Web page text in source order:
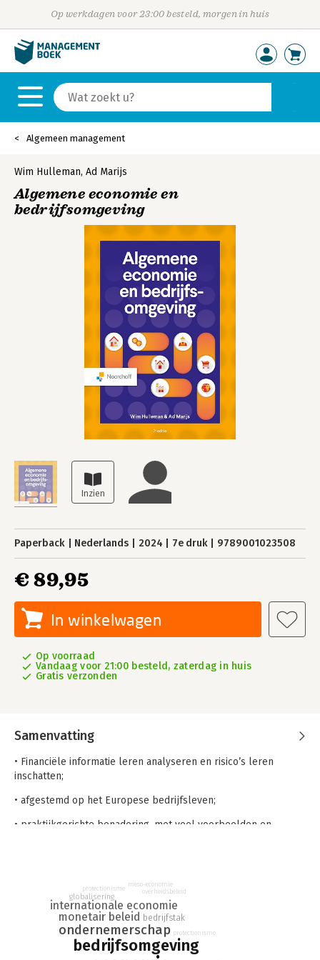
Op werkdagen voor 23:00 besteld, morgen in huis
Algemeen management
Wim Hulleman, Ad Marijs
Algemene economie en
bedrijfsomgeving
Paperback Nederlands 2024 7e druk 9789001023508
€ 89,95
In winkelwagen
Op voorraad
Vandaag voor 21:00 besteld, zaterdag in huis
Gratis verzonden
Samenvatting
• Financiële informatie leren analyseren en risico’s leren
inschatten;
• afgestemd op het Europese bedrijfsleven;
• praktijkgerichte benadering, met veel voorbeelden en
daarvoor nodig? Algemene economie en bedrijfsomgeving
geeft studenten praktisch toepasbare kennis van deze
aspecten van het Europese bedrijfsleven. Ook de invloed van
de economische bedrijfsomgeving op de afzet en de winst van
een onderneming komt uitgebreid aan bod. Zo krijgen
bedrijfsomgeving
ondernemerschap
monetair beleid
internationale economie
bedrijfstak
globalisering
protectionisme
meso-economie
overheidsbeleid
protectionisme